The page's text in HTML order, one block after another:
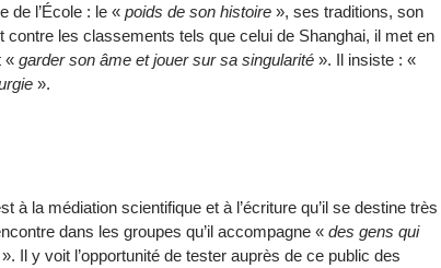
de l’École : le « poids de son histoire », ses traditions, son
les classements tels que celui de Shanghai, il met en
« garder son âme et jouer sur sa singularité ». Il insiste : «
».
à la médiation scientifique et à l’écriture qu’il se destine très
dans les groupes qu’il accompagne « des gens qui
». Il y voit l’opportunité de tester auprès de ce public des